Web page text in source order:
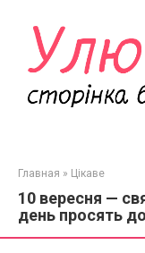
контенту
Главная » Цікаве
10 вересня —
день просять